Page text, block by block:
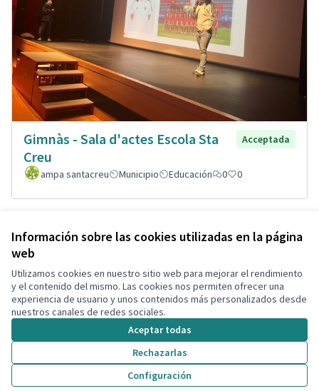
Información sobre las cookies utilizadas en la página
web
Utilizamos cookies en nuestro sitio web para mejorar el rendimiento
y el contenido del mismo. Las cookies nos permiten ofrecer una
experiencia de usuario y unos contenidos más personalizados desde
nuestros canales de redes sociales.
Aceptar todas
Rechazarlas
Configuración
Gimnàs - Sala d'actes Escola Sta
Creu
Acceptada
ampa santacreu Municipio Educación 0 0
Ver todas las propuestas retiradas
Términos y condiciones de uso
Configuración de cookies
Decidim Calafell en X
(Enlace externo)
Decidim Calafell en Facebook
Decidim Calafell en YouTube
Decidim Calafell en GitHub
(Enlace externo)
Web creada consoftware libre .
Con licencia
(Enlace